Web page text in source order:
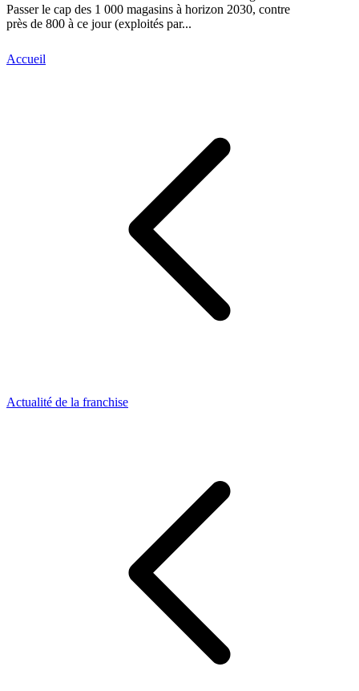
Passer le cap des 1 000 magasins à horizon 2030, contre
près de 800 à ce jour (exploités par...
Accueil
Actualité de la franchise